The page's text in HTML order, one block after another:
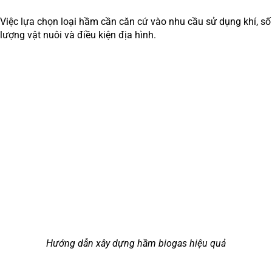
Việc lựa chọn loại hầm cần căn cứ vào nhu cầu sử dụng khí, số
lượng vật nuôi và điều kiện địa hình.
Hướng dẫn xây dựng hầm biogas hiệu quả